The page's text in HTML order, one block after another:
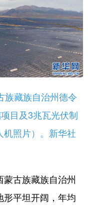
族藏族自治州德令
目及3兆瓦光伏制
照片）。新华社
古族藏族自治州
平坦开阔，年均